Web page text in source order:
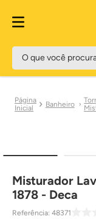
O que você procura?
Banheiro
Misturador
1878 - Deca
Referência: 48371